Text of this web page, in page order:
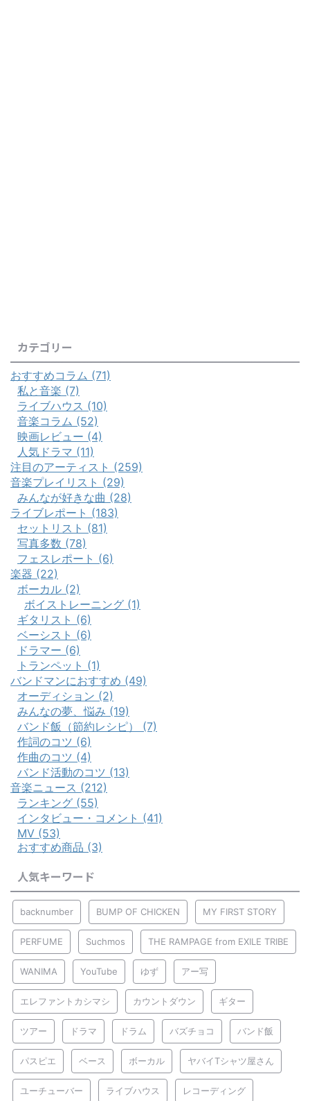
カテゴリー
おすすめコラム (71)
私と音楽 (7)
ライブハウス (10)
音楽コラム (52)
映画レビュー (4)
人気ドラマ (11)
注目のアーティスト (259)
音楽プレイリスト (29)
みんなが好きな曲 (28)
ライブレポート (183)
セットリスト (81)
写真多数 (78)
フェスレポート (6)
楽器 (22)
ボーカル (2)
ボイストレーニング (1)
ギタリスト (6)
ベーシスト (6)
ドラマー (6)
トランペット (1)
バンドマンにおすすめ (49)
オーディション (2)
みんなの夢、悩み (19)
バンド飯（節約レシピ） (7)
作詞のコツ (6)
作曲のコツ (4)
バンド活動のコツ (13)
音楽ニュース (212)
ランキング (55)
インタビュー・コメント (41)
MV (53)
おすすめ商品 (3)
人気キーワード
backnumber BUMP OF CHICKEN MY FIRST STORY
PERFUME Suchmos THE RAMPAGE from EXILE TRIBE
WANIMA YouTube ゆず アー写
エレファントカシマシ カウントダウン ギター
ツアー ドラマ ドラム バズチョコ バンド飯
パスピエ ベース ボーカル ヤバイTシャツ屋さん
ユーチューバー ライブハウス レコーディング